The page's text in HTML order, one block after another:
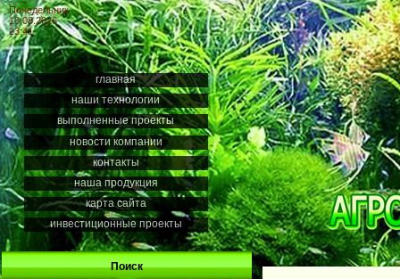
Понедельник
10.08.2026
23:41
главная
наши технологии
выполненные проекты
новости компании
контакты
наша продукция
карта сайта
инвестиционные проекты
Поиск